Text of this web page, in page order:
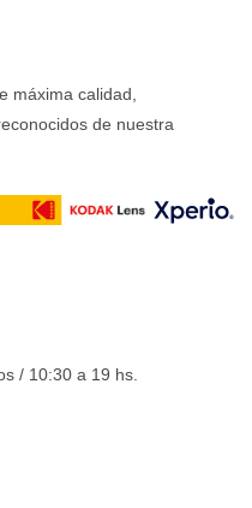
máxima calidad,
de nuestra
/ 10:30 a 19 hs.